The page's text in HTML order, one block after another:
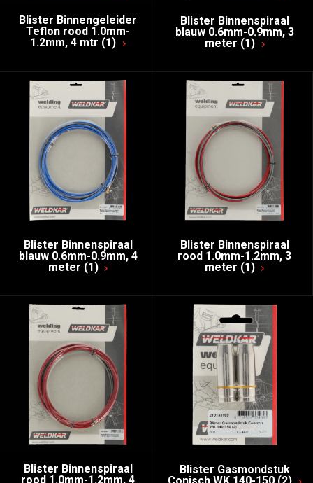
Blister Binnengeleider
Teflon rood 1.0mm-
1.2mm, 4 mtr (1)
Blister Binnenspiraal
blauw 0.6mm-0.9mm, 3
meter (1)
Blister Binnenspiraal
blauw 0.6mm-0.9mm, 4
meter (1)
Blister Binnenspiraal
rood 1.0mm-1.2mm, 3
meter (1)
Blister Binnenspiraal
rood 1.0mm-1.2mm, 4
Blister Gasmondstuk
Conisch WK 140-150 (2)